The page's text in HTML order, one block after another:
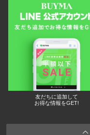
友だちに追加して
お得な情報をGET!